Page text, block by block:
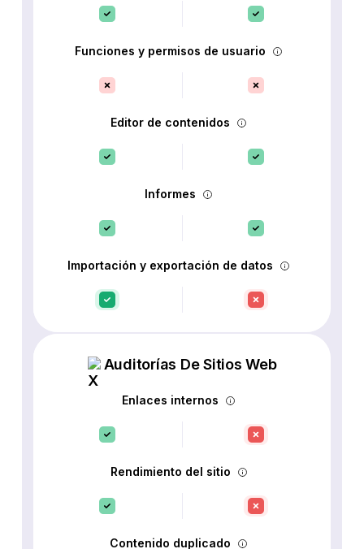
Funciones y permisos de usuario
Editor de contenidos
Informes
Importación y exportación de datos
Auditorías De Sitios Web
Enlaces internos
Rendimiento del sitio
Contenido duplicado